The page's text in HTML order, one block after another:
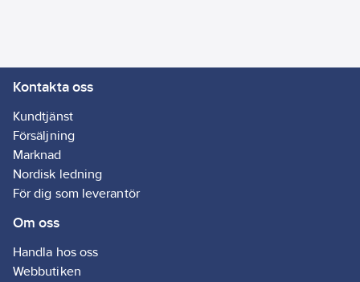
Kontakta oss
Kundtjänst
Försäljning
Marknad
Nordisk ledning
För dig som leverantör
Om oss
Handla hos oss
Webbutiken